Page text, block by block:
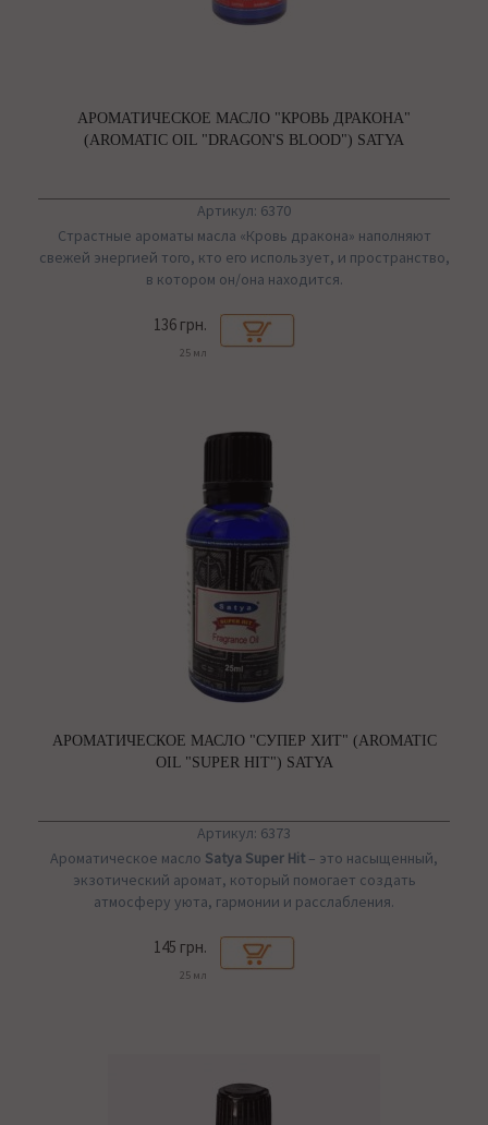
АРОМАТИЧЕСКОЕ МАСЛО "КРОВЬ ДРАКОНА"
(AROMATIC OIL "DRAGON'S BLOOD") SATYA
Артикул: 6370
Страстные ароматы масла «Кровь дракона» наполняют
свежей энергией того, кто его использует, и пространство,
в котором он/она находится.
136 грн.
25 мл
АРОМАТИЧЕСКОЕ МАСЛО "СУПЕР ХИТ" (AROMATIC
OIL "SUPER HIT") SATYA
Артикул: 6373
Ароматическое масло Satya Super Hit – это насыщенный,
экзотический аромат, который помогает создать
атмосферу уюта, гармонии и расслабления.
145 грн.
25 мл